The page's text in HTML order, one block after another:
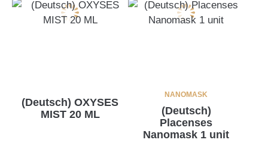
(Deutsch) OXYSES
MIST 20 ML
NANOMASK
(Deutsch)
Placenses
Nanomask 1 unit